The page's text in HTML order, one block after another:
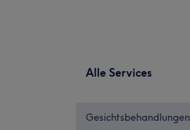
Alle Services
Gesichtsbehandlungen